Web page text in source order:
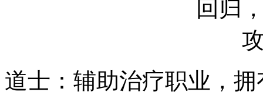
道士：辅助治疗职业，